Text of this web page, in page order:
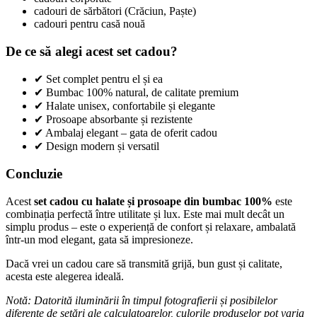
cadouri de sărbători (Crăciun, Paște)
cadouri pentru casă nouă
De ce să alegi acest set cadou?
✔ Set complet pentru el și ea
✔ Bumbac 100% natural, de calitate premium
✔ Halate unisex, confortabile și elegante
✔ Prosoape absorbante și rezistente
✔ Ambalaj elegant – gata de oferit cadou
✔ Design modern și versatil
Concluzie
Acest set cadou cu halate și prosoape din bumbac 100% este
combinația perfectă între utilitate și lux. Este mai mult decât un
simplu produs – este o experiență de confort și relaxare, ambalată
într-un mod elegant, gata să impresioneze.
Dacă vrei un cadou care să transmită grijă, bun gust și calitate,
acesta este alegerea ideală.
Notă: Datorită iluminării în timpul fotografierii și posibilelor
diferențe de setări ale calculatoarelor, culorile produselor pot varia